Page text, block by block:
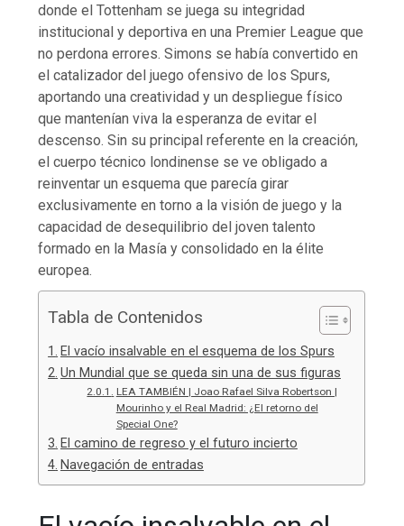
donde el Tottenham se juega su integridad
institucional y deportiva en una Premier League que
no perdona errores. Simons se había convertido en
el catalizador del juego ofensivo de los Spurs,
aportando una creatividad y un despliegue físico
que mantenían viva la esperanza de evitar el
descenso. Sin su principal referente en la creación,
el cuerpo técnico londinense se ve obligado a
reinventar un esquema que parecía girar
exclusivamente en torno a la visión de juego y la
capacidad de desequilibrio del joven talento
formado en la Masía y consolidado en la élite
europea.
Tabla de Contenidos
El vacío insalvable en el esquema de los Spurs
Un Mundial que se queda sin una de sus figuras
LEA TAMBIÉN | Joao Rafael Silva Robertson |
Mourinho y el Real Madrid: ¿El retorno del
Special One?
El camino de regreso y el futuro incierto
Navegación de entradas